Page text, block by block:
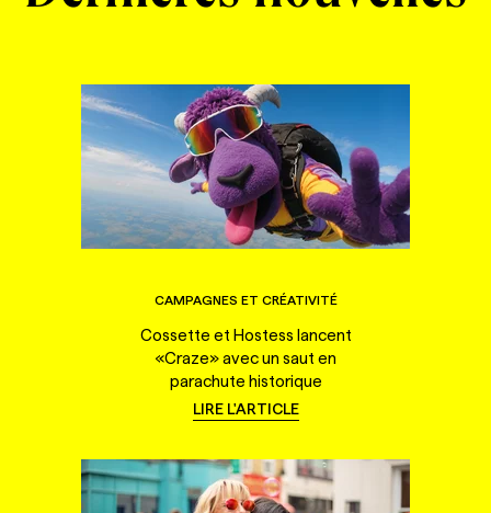
CAMPAGNES ET CRÉATIVITÉ
Cossette et Hostess lancent
«Craze» avec un saut en
parachute historique
LIRE L'ARTICLE